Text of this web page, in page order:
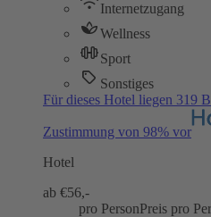
Internetzugang
Wellness
Sport
Sonstiges
Für dieses Hotel liegen 319
Zustimmung von 98% vor
Hotel
ab €56,-
pro PersonPreis pro